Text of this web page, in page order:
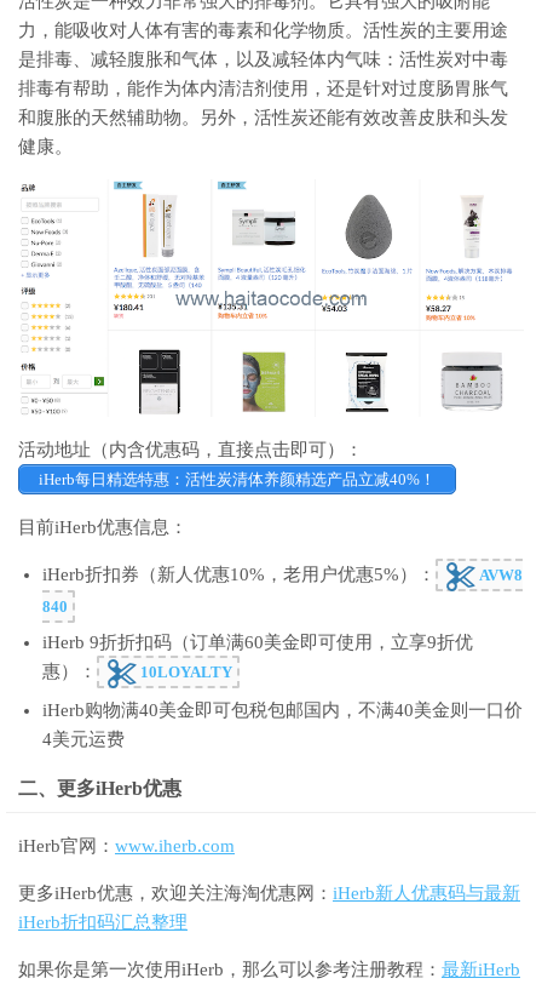
力，能吸收对人体有害的毒素和化学物质。活性炭的主要用途
是排毒、减轻腹胀和气体，以及减轻体内气味：活性炭对中毒
排毒有帮助，能作为体内清洁剂使用，还是针对过度肠胃胀气
和腹胀的天然辅助物。另外，活性炭还能有效改善皮肤和头发
健康。
活动地址（内含优惠码，直接点击即可）：
iHerb每日精选特惠：活性炭清体养颜精选产品立减40%！
目前iHerb优惠信息：
iHerb折扣券（新人优惠10%，老用户优惠5%）：
AVW8
840
iHerb 9折折扣码（订单满60美金即可使用，立享9折优
惠）：
10LOYALTY
iHerb购物满40美金即可包税包邮国内，不满40美金则一口价
4美元运费
二、更多iHerb优惠
iHerb官网： www.iherb.com
更多iHerb优惠，欢迎关注海淘优惠网： iHerb新人优惠码与最新
iHerb折扣码汇总整理
如果你是第一次使用iHerb，那么可以参考注册教程： 最新iHerb